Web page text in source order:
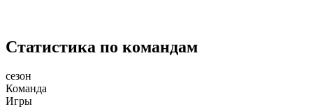
Статистика по командам
сезон
Команда
Игры